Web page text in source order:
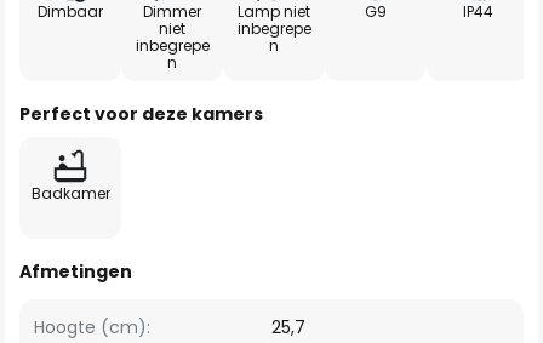
Dimbaar
Dimmer
niet
inbegrepe
n
Lamp niet
inbegrepe
n
G9 IP44
Perfect voor deze kamers
Badkamer
Afmetingen
Hoogte (cm): 25,7